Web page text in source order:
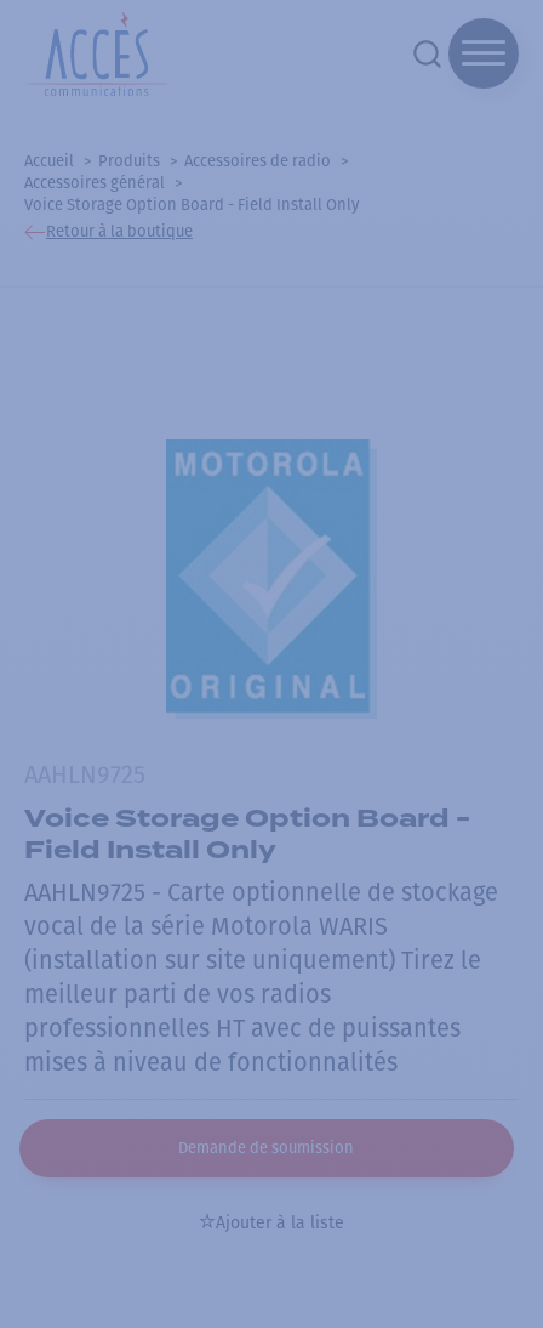
Accueil Produits
Accessoires de radio
Accessoires général
Voice Storage Option Board - Field Install Only
Retour à la boutique
Voice Storage Option Board -
Field Install Only
AAHLN9725 - Carte optionnelle de stockage
vocal de la série Motorola WARIS
(installation sur site uniquement) Tirez le
meilleur parti de vos radios
professionnelles HT avec de puissantes
mises à niveau de fonctionnalités
Demande de soumission
Ajouter à la liste